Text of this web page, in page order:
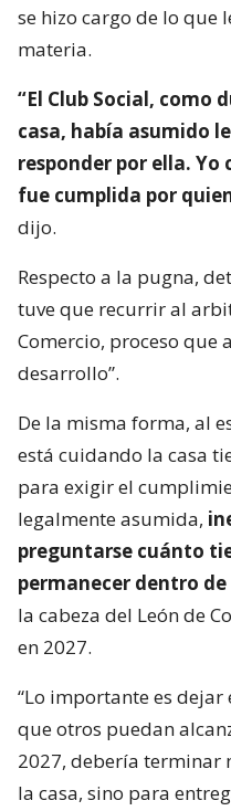
se hizo cargo de lo que
materia.
“El Club Social, como
casa, había asumido
responder por ella. Yo
fue cumplida por
dijo.
Respecto a la pugna,
tuve que recurrir al
Comercio, proceso que
desarrollo”.
De la misma forma, al
está cuidando la casa
para exigir el
legalmente asumida,
preguntarse cuánto
permanecer dentro de
la cabeza del León de
en 2027.
“Lo importante es
que otros puedan
2027, debería terminar
la casa, sino para